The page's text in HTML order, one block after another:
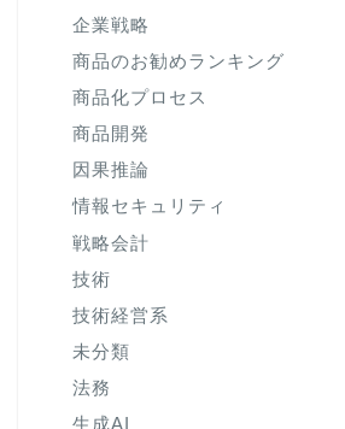
企業戦略
商品のお勧めランキング
商品化プロセス
商品開発
因果推論
情報セキュリティ
戦略会計
技術
技術経営系
未分類
法務
生成AI